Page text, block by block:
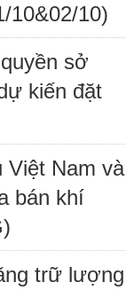
10&02/10)
sở
kiến đặt
Việt Nam và
bán khí
trữ lượng